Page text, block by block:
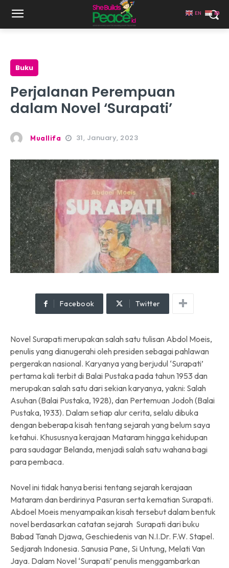
Buku
Perjalanan Perempuan
dalam Novel ‘Surapati’
Muallifa 31, January, 2023
Facebook Twitter
Novel Surapati merupakan salah satu tulisan Abdol Moeis,
penulis yang dianugerahi oleh presiden sebagai pahlawan
pergerakan nasional. Karyanya yang berjudul ‘Surapati’
pertama kali terbit di Balai Pustaka pada tahun 1953 dan
merupakan salah satu dari sekian karyanya, yakni: Salah
Asuhan (Balai Pustaka, 1928), dan Pertemuan Jodoh (Balai
Pustaka, 1933). Dalam setiap alur cerita, selalu dibuka
dengan beberapa kisah tentang sejarah yang belum saya
ketahui. Khususnya kerajaan Mataram hingga kehidupan
para saudagar Belanda, menjadi salah satu wahana bagi
para pembaca.
Novel ini tidak hanya berisi tentang sejarah kerajaan
Mataram dan berdirinya Pasuran serta kematian Surapati.
Abdoel Moeis menyampaikan kisah tersebut dalam bentuk
novel berdasarkan catatan sejarah Surapati dari buku
Babad Tanah Djawa, Geschiedenis van N.I.Dr. F.W. Stapel.
Sedjarah Indonesia. Sanusia Pane, Si Untung, Melati Van
Jaya. Dalam Novel ‘Surapati’ penulis menggambarkan
EN ID